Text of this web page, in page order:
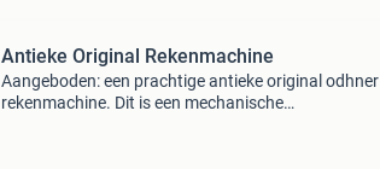
Antieke Original Rekenmachine
Aangeboden: een prachtige antieke original odhner
rekenmachine. Dit is een mechanische